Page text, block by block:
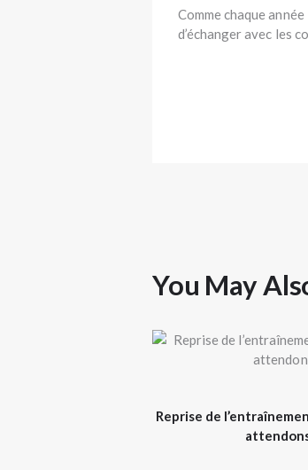
Comme chaque
d’échanger avec les
You May
Reprise de